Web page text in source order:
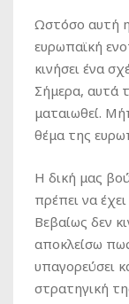
Ωστόσο αυτή
ευρωπαϊκή
κινήσει ένα
Σήμερα, αυτά
ματαιωθεί.
θέμα της
Η δική μας
πρέπει να
Βεβαίως δεν
αποκλείσω
υπαγορεύσει
στρατηγική